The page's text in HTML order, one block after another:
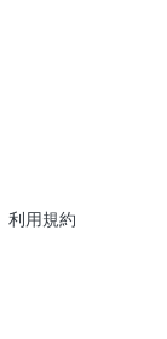
利用規約